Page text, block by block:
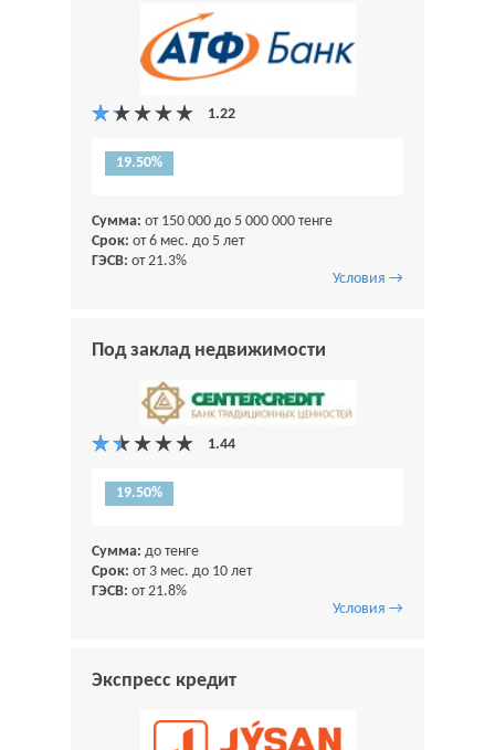
19.50%
Сумма: от 150 000 до 5 000 000 тенге
Срок: от 6 мес. до 5 лет
ГЭСВ: от 21.3%
Условия →
Под заклад недвижимости
19.50%
Сумма: до тенге
Срок: от 3 мес. до 10 лет
ГЭСВ: от 21.8%
Условия →
Экспресс кредит